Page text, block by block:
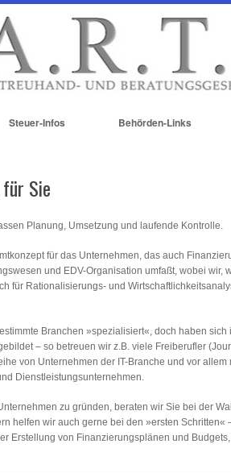
Steuer-Infos Behörden-Links
Sie
Planung, Umsetzung und laufende Kontrolle.
für das Unternehmen, das auch
und EDV-Organisation umfaßt, wobei wir,
für Rationalisierungs- und
Branchen »spezialisiert«, doch haben sich
– so betreuen wir z.B. viele Freiberufler
von Unternehmen der IT-Branche und vor allem
Dienstleistungsunternehmen.
zu gründen, beraten wir Sie bei der
helfen wir auch gerne bei den »ersten Schritten«
Erstellung von Finanzierungsplänen und